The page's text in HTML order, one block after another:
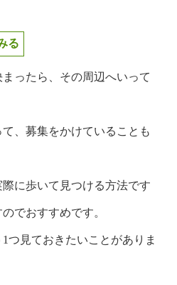
る
ったら、その周辺へいって
、募集をかけていることも
に歩いて見つける方法です
でおすすめです。
つ見ておきたいことがありま